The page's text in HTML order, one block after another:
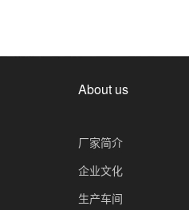
About us
厂家简介
企业文化
生产车间